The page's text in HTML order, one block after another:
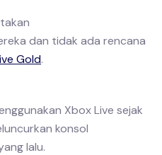
dan tidak ada rencana
Gold.
Xbox Live sejak
konsol
lalu.